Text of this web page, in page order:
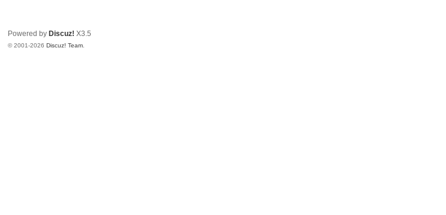
Powered by Discuz! X3.5
© 2001-2026Discuz! Team